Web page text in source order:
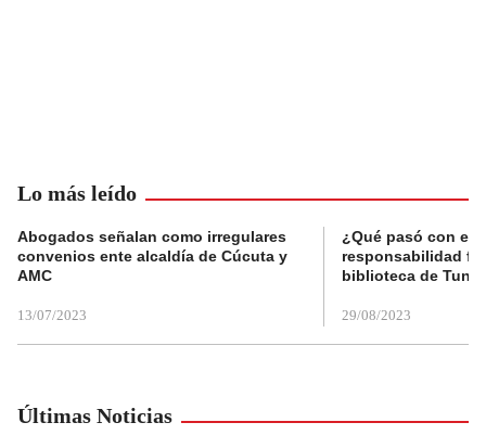
Lo más leído
Abogados señalan como irregulares
convenios ente alcaldía de Cúcuta y
AMC
13/07/2023
¿Qué pasó con el
responsabilidad
biblioteca de
29/08/2023
Últimas Noticias